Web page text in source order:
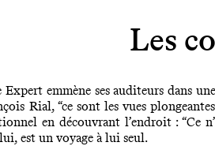
Les
emmène ses auditeurs dans
Rial, “ce sont les vues
en découvrant l’endroit : “Ce
est un voyage à lui seul.